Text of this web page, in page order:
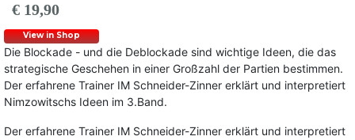
€ 19,90
View in Shop
Die Blockade - und die Deblockade sind wichtige Ideen, die das
strategische Geschehen in einer Großzahl der Partien bestimmen.
Der erfahrene Trainer IM Schneider-Zinner erklärt und interpretiert
Nimzowitschs Ideen im 3.Band.
Der erfahrene Trainer IM Schneider-Zinner erklärt und interpretiert